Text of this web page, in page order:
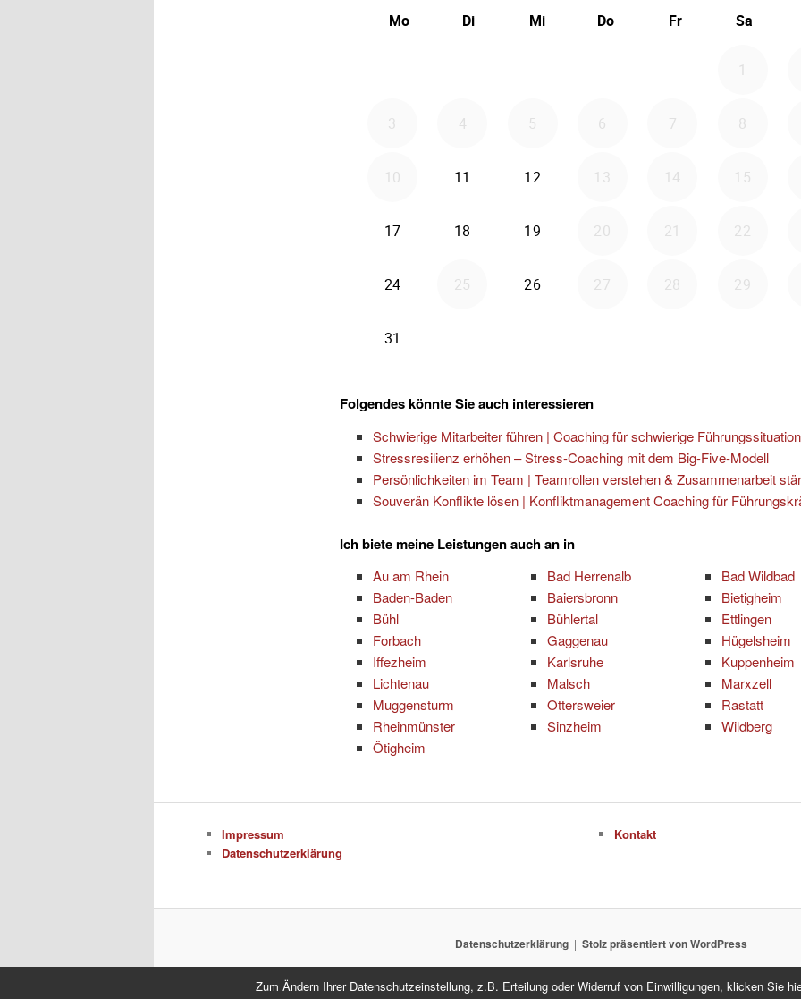
Folgendes könnte Sie auch interessieren
Schwierige Mitarbeiter führen | Coaching für schwierige
Stressresilienz erhöhen – Stress-Coaching mit dem Big-Five-Modell
Persönlichkeiten im Team | Teamrollen verstehen & Zusammenarbeit
Souverän Konflikte lösen | Konfliktmanagement Coaching für
Ich biete meine Leistungen auch an in
Au am Rhein
Baden-Baden
Bühl
Forbach
Iffezheim
Lichtenau
Muggensturm
Rheinmünster
Ötigheim
Bad Herrenalb
Baiersbronn
Bühlertal
Gaggenau
Karlsruhe
Malsch
Ottersweier
Sinzheim
Bad Wildbad
Bietigheim
Ettlingen
Hügelsheim
Kuppenheim
Marxzell
Rastatt
Wildberg
Impressum
Datenschutzerklärung
Kontakt
Datenschutzerklärung Stolz präsentiert von WordPress
Zum Ändern Ihrer Datenschutzeinstellung, z.B. Erteilung oder Widerruf von Einwilligungen, klicken Sie